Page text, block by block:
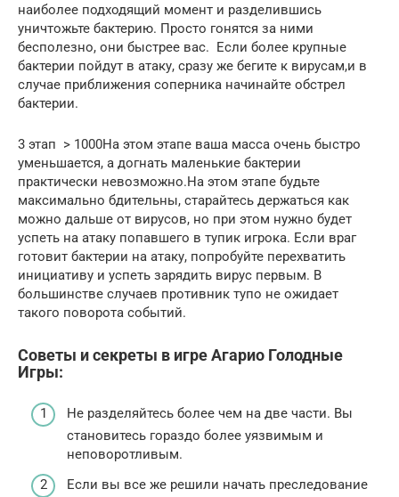
наиболее подходящий момент и разделившись
уничтожьте бактерию. Просто гонятся за ними
бесполезно, они быстрее вас. Если более крупные
бактерии пойдут в атаку, сразу же бегите к вирусам,и в
случае приближения соперника начинайте обстрел
бактерии.
3 этап > 1000На этом этапе ваша масса очень быстро
уменьшается, а догнать маленькие бактерии
практически невозможно.На этом этапе будьте
максимально бдительны, старайтесь держаться как
можно дальше от вирусов, но при этом нужно будет
успеть на атаку попавшего в тупик игрока. Если враг
готовит бактерии на атаку, попробуйте перехватить
инициативу и успеть зарядить вирус первым. В
большинстве случаев противник тупо не ожидает
такого поворота событий.
Советы и секреты в игре Агарио Голодные
Игры:
Не разделяйтесь более чем на две части. Вы
становитесь гораздо более уязвимым и
неповоротливым.
Если вы все же решили начать преследование